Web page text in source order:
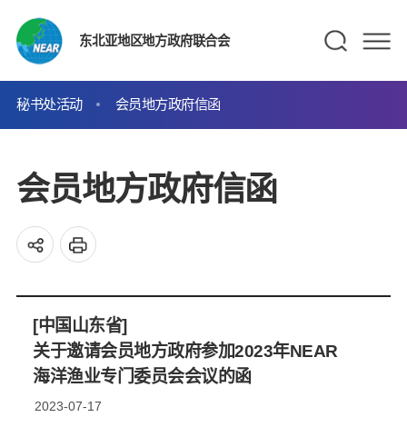
东北亚地区地方政府联合会
秘书处活动 会员地方政府信函
会员地方政府信函
[中国山东省]
关于邀请会员地方政府参加2023年NEAR
海洋渔业专门委员会会议的函
2023-07-17